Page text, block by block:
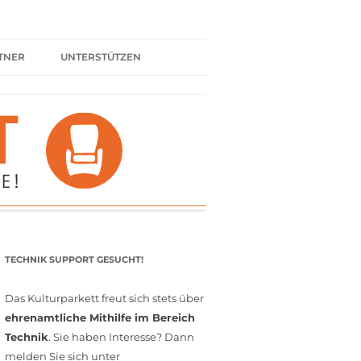
UNTERSTÜTZEN
SPENDEN
FÖRDERMITGLIED WERDEN
MITGLIEDSCHAFT
TECHNIK SUPPORT GESUCHT!
Das Kulturparkett freut sich stets über
ehrenamtliche Mithilfe im Bereich
Technik. Sie haben Interesse? Dann
melden Sie sich unter